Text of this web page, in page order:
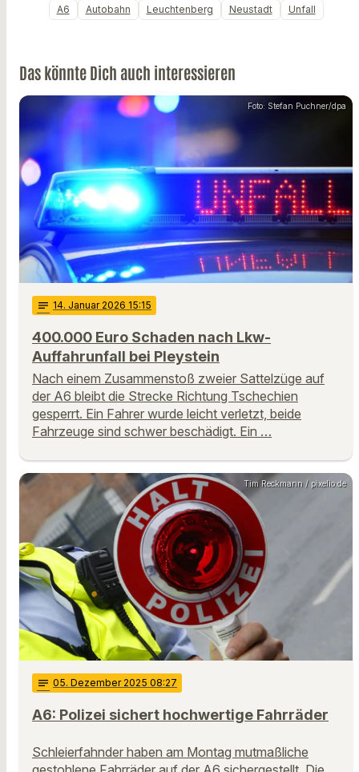
A6 Autobahn Leuchtenberg Neustadt Unfall
Das könnte Dich auch interessieren
Foto: Stefan Puchner/dpa
notes 14. Januar 2026 15:15
400.000 Euro Schaden nach Lkw-
Auffahrunfall bei Pleystein
Nach einem Zusammenstoß zweier Sattelzüge auf
der A6 bleibt die Strecke Richtung Tschechien
gesperrt. Ein Fahrer wurde leicht verletzt, beide
Fahrzeuge sind schwer beschädigt. Ein …
Tim Reckmann / pixelio.de
notes 05. Dezember 2025 08:27
A6: Polizei sichert hochwertige Fahrräder
Schleierfahnder haben am Montag mutmaßliche